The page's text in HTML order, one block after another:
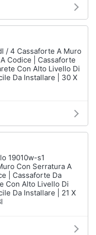
/ 4 Cassaforte A Muro
Codice | Cassaforte
Con Alto Livello Di
Da Installare | 30 X
19010w-s1
Con Serratura A
| Cassaforte Da
Con Alto Livello Di
Da Installare | 21 X